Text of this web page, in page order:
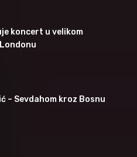
koncert u velikom
– Sevdahom kroz Bosnu